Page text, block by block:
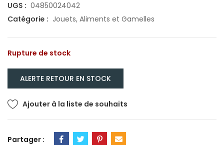
UGS : 04850024042
Catégorie : Jouets, Aliments et Gamelles
Rupture de stock
Ajouter à la liste de souhaits
Partager :